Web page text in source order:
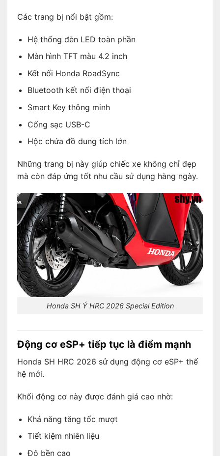
Các trang bị nổi bật gồm:
Hệ thống đèn LED toàn phần
Màn hình TFT màu 4.2 inch
Kết nối Honda RoadSync
Bluetooth kết nối điện thoại
Smart Key thông minh
Cổng sạc USB-C
Hộc chứa đồ dung tích lớn
Những trang bị này giúp chiếc xe không chỉ đẹp
mà còn đáp ứng tốt nhu cầu sử dụng hàng ngày.
Honda SH Ý HRC 2026 Special Edition
Động cơ eSP+ tiếp tục là điểm mạnh
Honda SH HRC 2026 sử dụng động cơ eSP+ thế
hệ mới.
Khối động cơ này được đánh giá cao nhờ:
Khả năng tăng tốc mượt
Tiết kiệm nhiên liệu
Độ bền cao